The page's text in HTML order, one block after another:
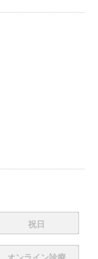
祝日